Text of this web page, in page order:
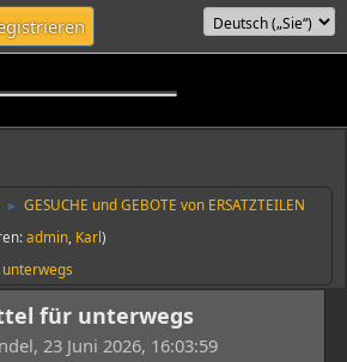
► GESUCHE und GEBOTE von ERSATZTEILEN
admin Karl)
für unterwegs
23 Juni 2026, 16:03:59